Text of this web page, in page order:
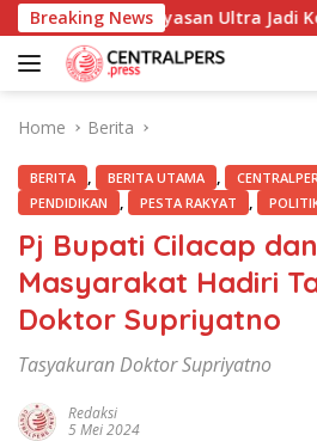
Skip
to
content
Breaking News
Yayasan Ultra Jadi Korban
Home Berita
BERITA , BERITA UTAMA ,
PENDIDIKAN , PESTA RAKYAT ,
Pj Bupati Cilacap
Masyarakat Hadiri
Doktor Supriyatno
Tasyakuran Doktor Supriyatno
Redaksi
5 Mei 2024